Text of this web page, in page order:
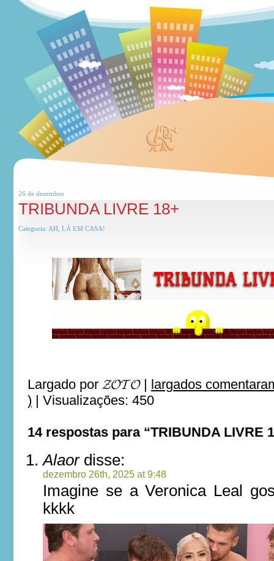
26 de dezembro
TRIBUNDA LIVRE 18+
Categoria: AH, LÁ EM CASA!
Largado por 𝓩𝓞𝓣𝓞| largados
) | Visualizações: 450
14 respostas para “TRIBUNDA LIVRE
Alaordisse:
dezembro 26th, 2025 at 9:48
Imagine se a Veronica Leal
kkkk